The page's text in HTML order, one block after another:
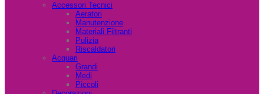
Accessori Tecnici
Aeratori
Manutenzione
Materiali Filtranti
Pulizia
Riscaldatori
Acquari
Grandi
Medi
Piccoli